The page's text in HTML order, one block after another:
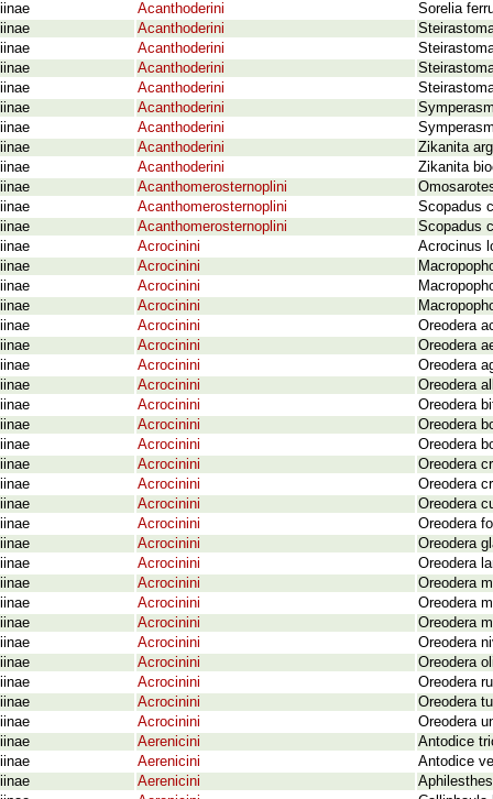
Acanthoderini
Sorelia
Acanthoderini
Acanthoderini
Acanthoderini
Acanthoderini
Acanthoderini
Acanthoderini
Acanthoderini
Zikanita
Acanthoderini
Zikanita
Acanthomerosternoplini
Acanthomerosternoplini
Scopadus
Acanthomerosternoplini
Scopadus
Acrocinini
Acrocinus
Acrocinini
Acrocinini
Acrocinini
Acrocinini
Oreodera
Acrocinini
Oreodera
Acrocinini
Oreodera
Acrocinini
Oreodera
Acrocinini
Oreodera
Acrocinini
Oreodera
Acrocinini
Oreodera
Acrocinini
Oreodera
Acrocinini
Oreodera
Acrocinini
Oreodera
Acrocinini
Oreodera
Acrocinini
Oreodera
Acrocinini
Oreodera
Acrocinini
Oreodera
Acrocinini
Oreodera
Acrocinini
Oreodera
Acrocinini
Oreodera
Acrocinini
Oreodera
Acrocinini
Oreodera
Acrocinini
Oreodera
Acrocinini
Oreodera
Aerenicini
Antodice
Aerenicini
Antodice
Aerenicini